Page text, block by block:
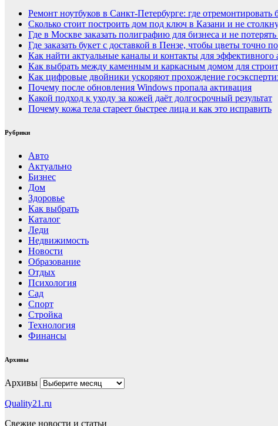
Ремонт ноутбуков в Санкт-Петербурге: где отремонтировать
Сколько стоит построить дом под ключ в Казани и не
Где в Москве заказать полиграфию для бизнеса и не
Где заказать букет с доставкой в Пензе, чтобы цветы точно
Как найти актуальные каналы и контакты для эффективного
Как выбрать между каменным и каркасным домом для
Как цифровые двойники ускоряют прохождение
Почему после обновления Windows пропала активация
Какой подход к уходу за кожей даёт долгосрочный результат
Почему кожа тела стареет быстрее лица и как это исправить
Рубрики
Авто
Актуально
Бизнес
Дом
Здоровье
Как выбрать
Каталог
Леди
Недвижимость
Новости
Образование
Отдых
Психология
Сад
Спорт
Стройка
Технология
Финансы
Архивы
Архивы
Quality21.ru
Свежие новости и статьи